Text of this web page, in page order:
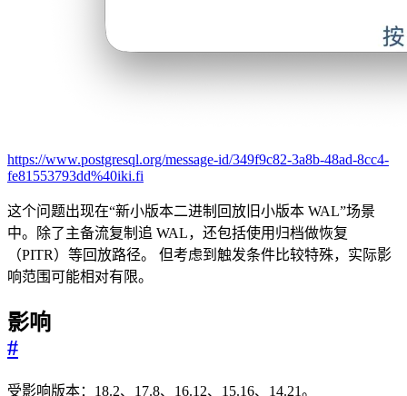
https://www.postgresql.org/message-id/349f9c82-3a8b-48ad-8cc4-
fe81553793dd%40iki.fi
这个问题出现在“新小版本二进制回放旧小版本 WAL”场景
中。除了主备流复制追 WAL，还包括使用归档做恢复
（PITR）等回放路径。 但考虑到触发条件比较特殊，实际影
响范围可能相对有限。
影响
#
受影响版本：18.2、17.8、16.12、15.16、14.21。